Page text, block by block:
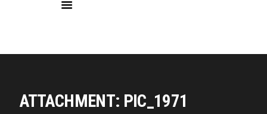
ATTACHMENT: PIC_1971